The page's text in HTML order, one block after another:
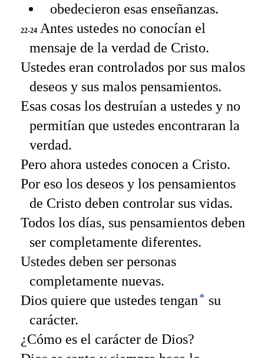
obedecieron esas enseñanzas.
22-24 Antes ustedes no conocían el
mensaje de la verdad de Cristo.
Ustedes eran controlados por sus malos
deseos y sus malos pensamientos.
Esas cosas los destruían a ustedes y no
permitían que ustedes encontraran la
verdad.
Pero ahora ustedes conocen a Cristo.
Por eso los deseos y los pensamientos
de Cristo deben controlar sus vidas.
Todos los días, sus pensamientos deben
ser completamente diferentes.
Ustedes deben ser personas
completamente nuevas.
Dios quiere que ustedes tengan* su
carácter.
¿Cómo es el carácter de Dios?